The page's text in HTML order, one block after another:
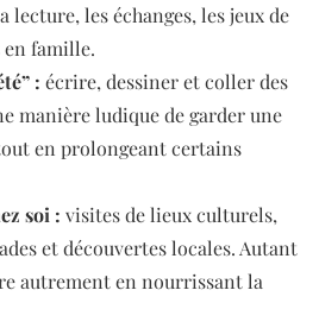
les échanges, les jeux de
en famille.
” : écrire, dessiner et coller des
manière ludique de garder une
en prolongeant certains
soi : visites de lieux culturels,
et découvertes locales. Autant
autrement en nourrissant la